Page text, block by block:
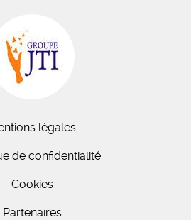
légales
de confidentialité
Cookies
Partenaires